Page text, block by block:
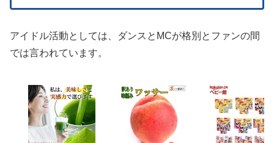
アイドル活動としては、ダンスとMCが格別とファンの間
では言われています。